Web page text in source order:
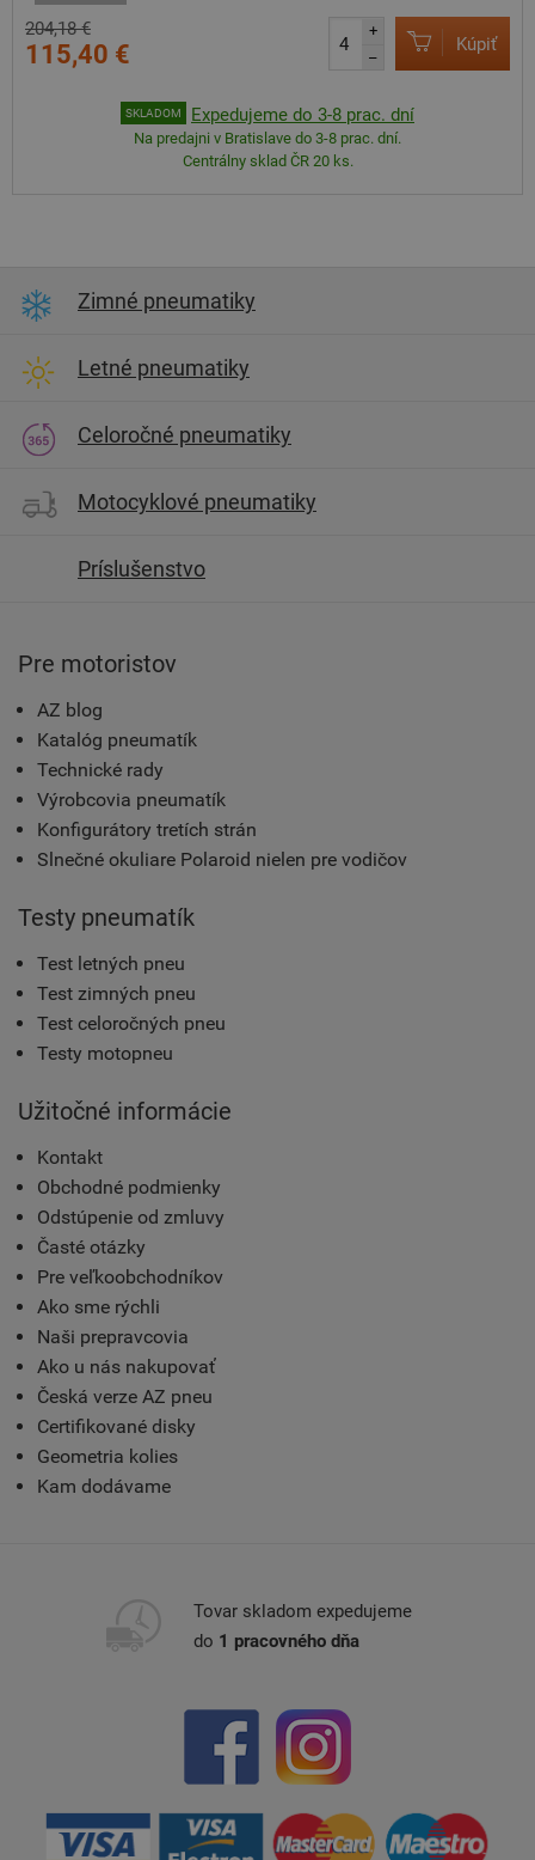
204,18 €
115,40 €
+
–
Kúpiť
SKLADOM Expedujeme do 3-8 prac. dní
Na predajni v Bratislave do 3-8 prac. dní.
Centrálny sklad ČR 20 ks.
Zimné pneumatiky
Letné pneumatiky
Celoročné pneumatiky
Motocyklové pneumatiky
Príslušenstvo
Pre motoristov
AZ blog
Katalóg pneumatík
Technické rady
Výrobcovia pneumatík
Konfigurátory tretích strán
Slnečné okuliare Polaroid nielen pre vodičov
Testy pneumatík
Test letných pneu
Test zimných pneu
Test celoročných pneu
Testy motopneu
Užitočné informácie
Kontakt
Obchodné podmienky
Odstúpenie od zmluvy
Časté otázky
Pre veľkoobchodníkov
Ako sme rýchli
Naši prepravcovia
Ako u nás nakupovať
Česká verze AZ pneu
Certifikované disky
Geometria kolies
Kam dodávame
Tovar skladom expedujeme
do 1 pracovného dňa